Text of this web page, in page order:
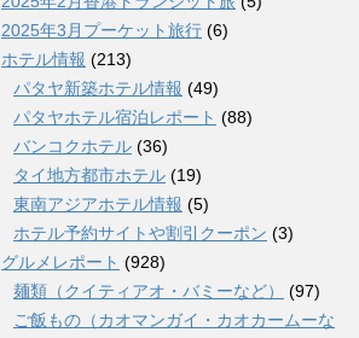
2025年3月プーケット旅行 (6)
ホテル情報 (213)
パタヤ新築ホテル情報 (49)
パタヤホテル宿泊レポート (88)
バンコクホテル (36)
タイ地方都市ホテル (19)
東南アジアホテル情報 (5)
ホテル予約サイトや割引クーポン (3)
グルメレポート (928)
麺類（クイティアオ・バミーなど）
(97)
ご飯もの（カオマンガイ・カオカームーな